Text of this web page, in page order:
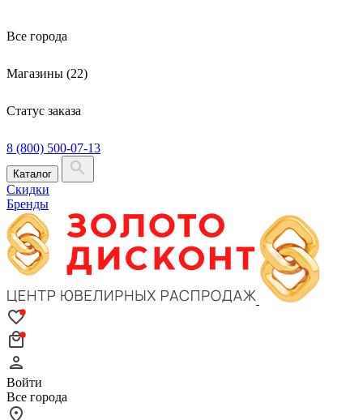
Все города
Магазины (22)
Статус заказа
8 (800) 500-07-13
Каталог
Скидки
Бренды
Войти
Все города